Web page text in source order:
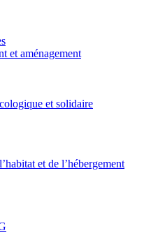
et aménagement
et solidaire
et de l’hébergement